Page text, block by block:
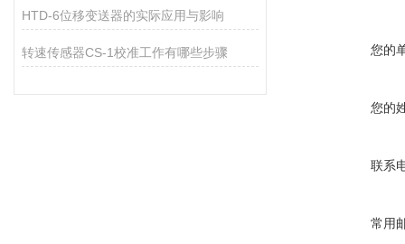
HTD-6位移变送器的实际应用与影响
转速传感器CS-1校准工作有哪些步骤 您的
您的
联系
常用